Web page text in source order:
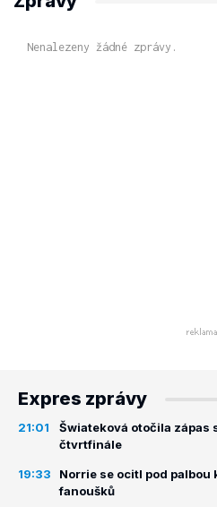
Nenalezeny žádné zprávy.
Expres zprávy
21:01
Šwiateková otočila zápas
čtvrtfinále
19:33
Norrie se ocitl pod
fanoušků